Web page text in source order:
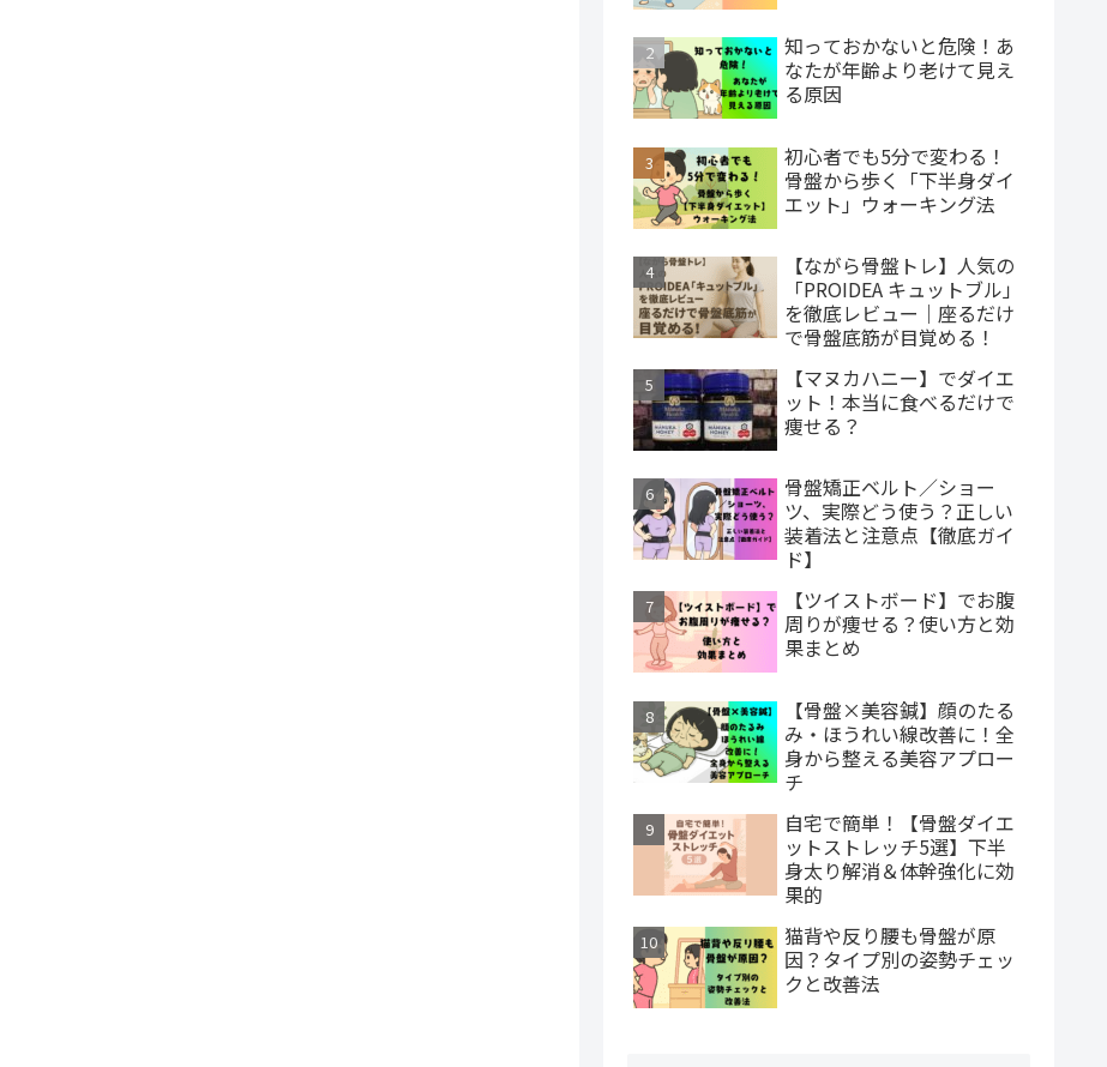
知っておかないと危険！あ
なたが年齢より老けて見え
る原因
初心者でも5分で変わる！
骨盤から歩く「下半身ダイ
エット」ウォーキング法
【ながら骨盤トレ】人気の
「PROIDEA キュットブル」
を徹底レビュー｜座るだけ
で骨盤底筋が目覚める！
【マヌカハニー】でダイエ
ット！本当に食べるだけで
痩せる？
骨盤矯正ベルト／ショー
ツ、実際どう使う？正しい
装着法と注意点【徹底ガイ
ド】
【ツイストボード】でお腹
周りが痩せる？使い方と効
果まとめ
【骨盤×美容鍼】顔のたる
み・ほうれい線改善に！全
身から整える美容アプロー
チ
自宅で簡単！【骨盤ダイエ
ットストレッチ5選】下半
身太り解消＆体幹強化に効
果的
猫背や反り腰も骨盤が原
因？タイプ別の姿勢チェッ
クと改善法